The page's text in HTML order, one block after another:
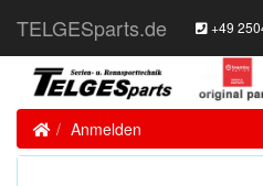
TELGESparts.de +49
HomeAnmelden